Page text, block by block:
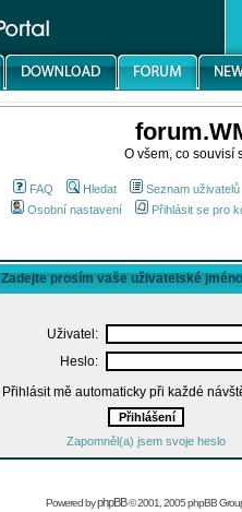
O všem, co souvisí
FAQ Hledat Seznam uživatelů
Osobní nastavení
Přihlásit se pro
Zadejte prosím vaše uživatelské
Uživatel:
Heslo:
Přihlásit mě automaticky při každé
Zapomněl(a) jsem svoje heslo
Powered byphpBB© 2001, 2005 phpBB